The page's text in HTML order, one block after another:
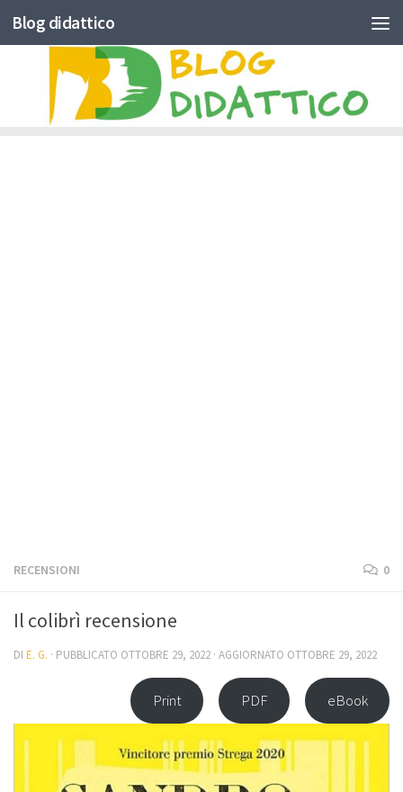
Skip to content
Blog didattico
RECENSIONI 0
Il colibrì recensione
DI E. G. · PUBBLICATO OTTOBRE 29, 2022 · AGGIORNATO OTTOBRE 29, 2022
Print PDF eBook